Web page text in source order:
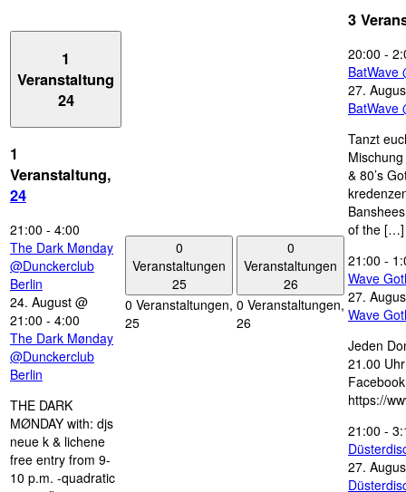
1
Veranstaltung
24
1
Veranstaltung,
24
21:00 - 4:00
The Dark Mønday
@Dunckerclub
Berlin
24. August @
21:00 - 4:00
The Dark Mønday
@Dunckerclub
Berlin
THE DARK
MØNDAY with: djs
neue k & lichene
free entry from 9-
10 p.m. -quadratic
0
Veranstaltungen
25
0 Veranstaltungen,
25
0
Veranstaltungen
26
0 Veranstaltungen,
26
3
20:00 -
BatWave
27.
BatWave
Tanzt
& 80’s
of the […]
21:00 -
Wave
27.
Wave
Jeden
21.00
https://
21:00 -
27.